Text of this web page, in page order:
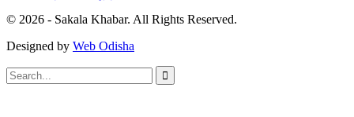
© 2026 - Sakala Khabar. All Rights Reserved.
Designed by Web Odisha